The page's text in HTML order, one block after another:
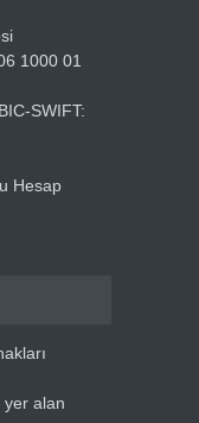
1000 01
SWIFT:
Hesap
yer alan